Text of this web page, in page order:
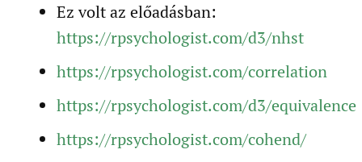
Ez volt az előadásban:
https://rpsychologist.com/d3/nhst
https://rpsychologist.com/correlation
https://rpsychologist.com/d3/equivalence
https://rpsychologist.com/cohend/